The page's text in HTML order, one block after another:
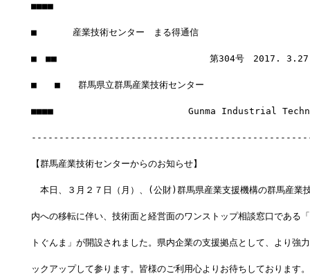
■■■■
■　　　　産業技術センター　まる得通信
■　■■　　　　　　　　　　　　　　　　　第304号　2017. 3.27
■　　■　　群馬県立群馬産業技術センター
■■■■　　　　　　　　　　　　　　　Gunma Industrial
【群馬産業技術センターからのお知らせ】
本日、３月２７日（月）、(公財)群馬県産業支援機構の群馬産業
内への移転に伴い、技術面と経営面のワンストップ相談窓口である
トぐんま」が開設されました。県内企業の支援拠点として、より強
ックアップして参ります。皆様のご利用心よりお待ちしております。